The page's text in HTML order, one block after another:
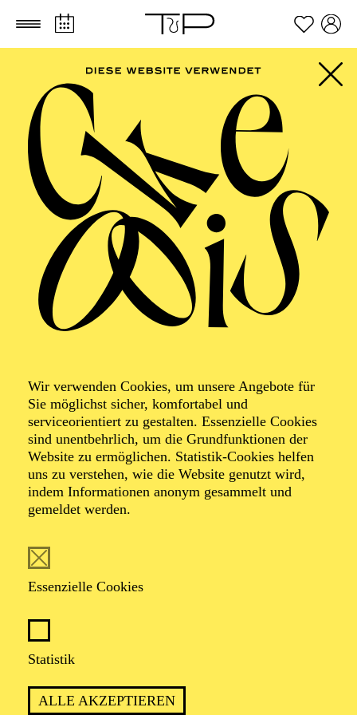
Zum Hauptinhalt springen Zum Footer springen
Wir verwenden Cookies, um unsere Angebote für
Sie möglichst sicher, komfortabel und
serviceorientiert zu gestalten. Essenzielle Cookies
sind unentbehrlich, um die Grundfunktionen der
Website zu ermöglichen. Statistik-Cookies helfen
uns zu verstehen, wie die Website genutzt wird,
indem Informationen anonym gesammelt und
gemeldet werden.
Essenzielle Cookies
Statistik
ALLE AKZEPTIEREN
Foto: Benne Ochs
Tommaso Turchetta
Turchetta ist seit der Spielzeit 2023/2024 erster